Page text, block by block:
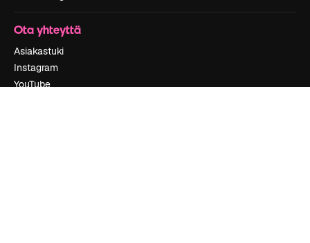
Ota yhteyttä
Asiakastuki
Instagram
YouTube